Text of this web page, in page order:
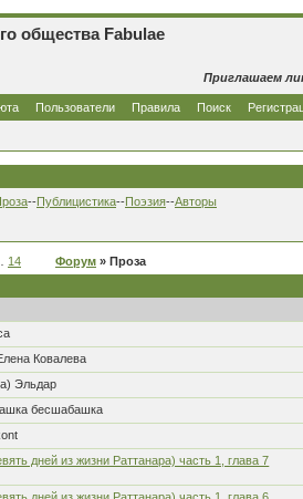
общества Fabulae
Приглашаем
Пользователи Правила Поиск
--Публицистика--Поэзия--Авторы
14 Форум » Проза
Ковалева
Эльдар
бесшабашка
дней из жизни Раттанара) часть 1, глава 7